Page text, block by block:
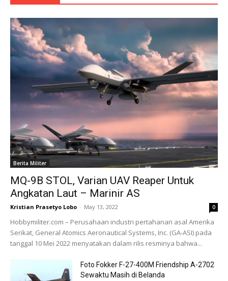
Berita Militer
MQ-9B STOL, Varian UAV Reaper Untuk
Angkatan Laut – Marinir AS
Kristian Prasetyo Lobo - May 13, 2022 0
Hobbymiliter.com – Perusahaan industri pertahanan asal Amerika
Serikat, General Atomics Aeronautical Systems, Inc. (GA-ASI) pada
tanggal 10 Mei 2022 menyatakan dalam rilis resminya bahwa...
Foto Fokker F-27-400M Friendship A-2702
Sewaktu Masih di Belanda